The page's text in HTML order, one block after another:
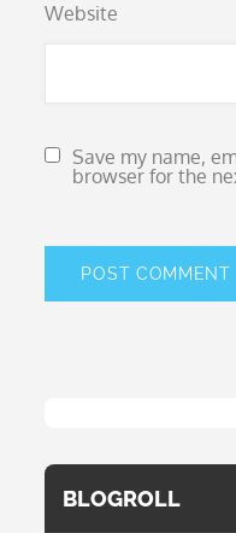
Website
Save my name,
browser for the
BLOGROLL